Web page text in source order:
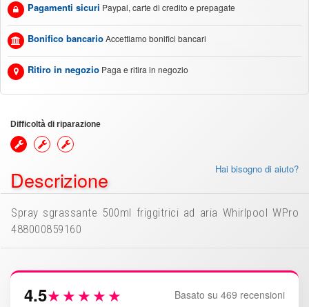
Pagamenti sicuri Paypal, carte di credito e prepagate
Bonifico bancarioAccettiamo bonifici bancari
Ritiro in negozio Paga e ritira in negozio
Difficoltà di riparazione
Hai bisogno di aiuto?
Descrizione
Spray sgrassante 500ml friggitrici ad aria Whirlpool WPro
488000859160
4.5★★★★★ Basato su 469 recensioni